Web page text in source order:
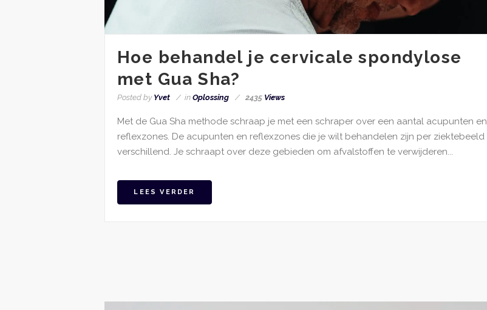
Hoe behandel je cervicale spondylose
met Gua Sha?
Posted by Yvet in Oplossing 2435 Views
Met de Gua Sha methode schraap je met een schraper over een aantal acupunten en
reflexzones. De acupunten en reflexzones die je wilt behandelen zijn per ziektebeeld
verschillend. Je schraapt over deze gebieden om afvalstoffen te verwijderen...
LEES VERDER